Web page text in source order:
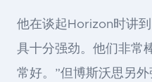
他在谈起Horizon时讲
具十分强劲。他们非常
常好。”但博斯沃思另